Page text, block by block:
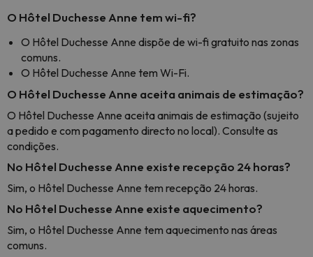
O Hôtel Duchesse Anne tem wi-fi?
O Hôtel Duchesse Anne dispõe de wi-fi gratuito nas zonas
comuns.
O Hôtel Duchesse Anne tem Wi-Fi.
O Hôtel Duchesse Anne aceita animais de estimação?
O Hôtel Duchesse Anne aceita animais de estimação (sujeito
a pedido e com pagamento directo no local). Consulte as
condições.
No Hôtel Duchesse Anne existe recepção 24 horas?
Sim, o Hôtel Duchesse Anne tem recepção 24 horas.
No Hôtel Duchesse Anne existe aquecimento?
Sim, o Hôtel Duchesse Anne tem aquecimento nas áreas
comuns.